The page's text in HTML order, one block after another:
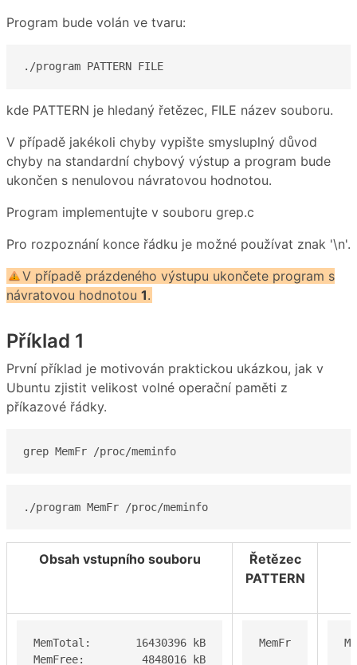
Program bude volán ve tvaru:
./program PATTERN FILE
kde PATTERN je hledaný řetězec, FILE název souboru.
V případě jakékoli chyby vypište smysluplný důvod
chyby na standardní chybový výstup a program bude
ukončen s nenulovou návratovou hodnotou.
Program implementujte v souboru grep.c
Pro rozpoznání konce řádku je možné používat znak '\n'.
V případě prázdeného výstupu ukončete program s
návratovou hodnotou 1.
Příklad 1
První příklad je motivován praktickou ukázkou, jak v
Ubuntu zjistit velikost volné operační paměti z
příkazové řádky.
grep MemFr /proc/meminfo
./program MemFr /proc/meminfo
Obsah vstupního souboru
Řetězec
PATTERN
MemTotal:       16430396 kB
MemFree:         4848016 kB
MemFr